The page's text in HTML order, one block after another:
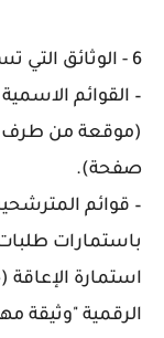
6 -
الوثائق التي
– القوائم
(موقعة من طرف
صفحة).
– قوائم
باستمارات
استمارة
الرقمية "وثيقة